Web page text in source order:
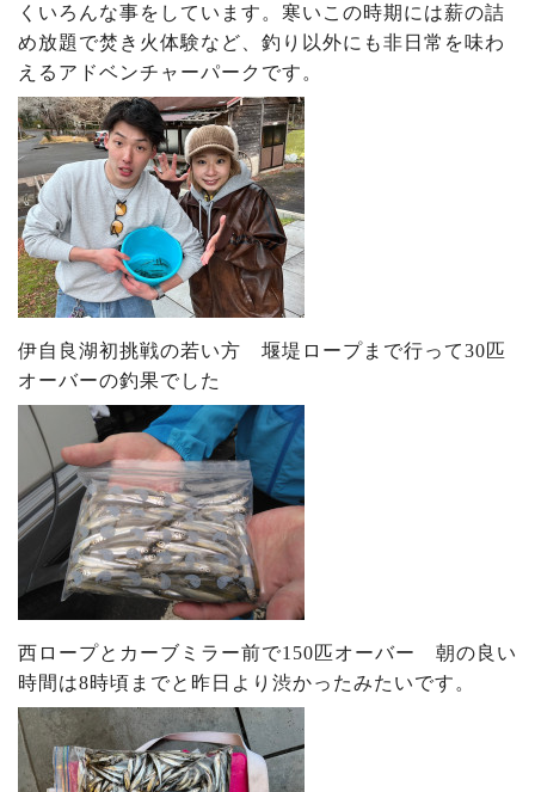
くいろんな事をしています。寒いこの時期には薪の詰
め放題で焚き火体験など、釣り以外にも非日常を味わ
えるアドベンチャーパークです。
伊自良湖初挑戦の若い方 堰堤ロープまで行って30匹
オーバーの釣果でした
西ロープとカーブミラー前で150匹オーバー 朝の良い
時間は8時頃までと昨日より渋かったみたいです。